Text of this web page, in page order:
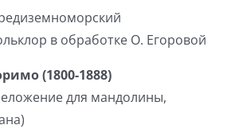
в обработке О. Егоровой
(1800-1888)
для мандолины,